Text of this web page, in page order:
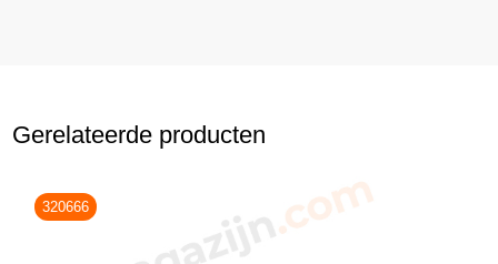
Gerelateerde producten
320666